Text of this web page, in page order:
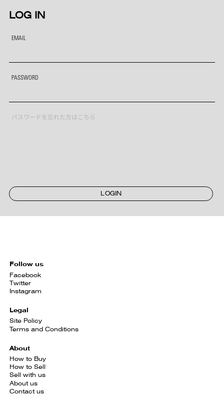
LOG IN
EMAIL
PASSWORD
パスワードを忘れた方はこちら
LOGIN
Follow us
Facebook
Twitter
Instagram
Legal
Site Policy
Terms and Conditions
About
How to Buy
How to Sell
Sell with us
About us
Contact us